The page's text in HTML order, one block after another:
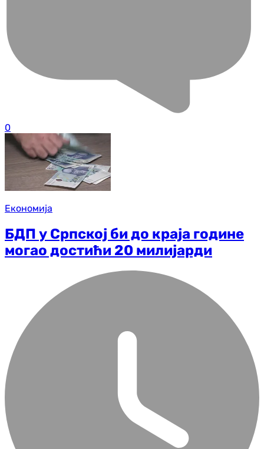
0
Економија
БДП у Српској би до краја године
могао достићи 20 милијарди